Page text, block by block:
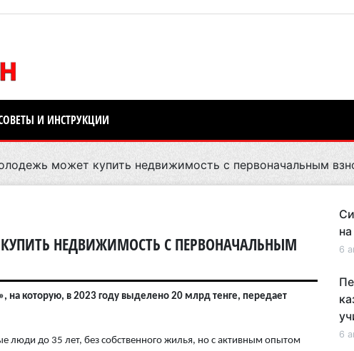
И ИНСТРУКЦИИ
может купить недвижимость с первоначальным
НЕДВИЖИМОСТЬ С ПЕРВОНАЧАЛЬНЫМ
которую, в 2023 году выделено 20 млрд тенге, передает
люди до 35 лет, без собственного жилья, но с активным опытом
6
6